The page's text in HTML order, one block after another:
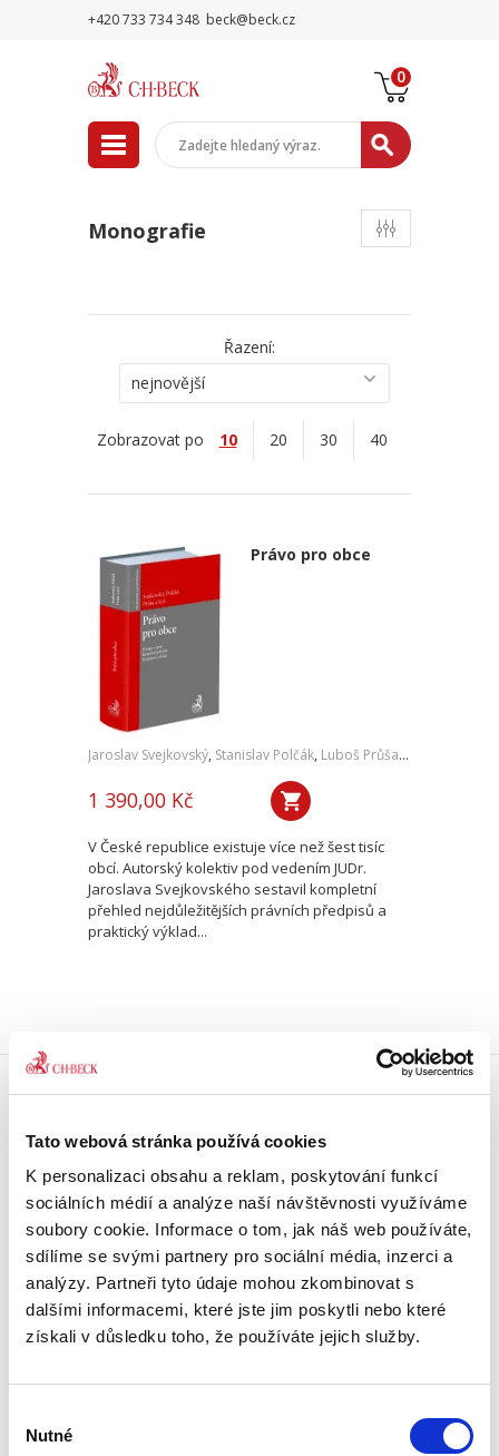
Tato webová stránka používá cookies
K personalizaci obsahu a reklam, poskytování funkcí
sociálních médií a analýze naší návštěvnosti využíváme
soubory cookie. Informace o tom, jak náš web používáte,
sdílíme se svými partnery pro sociální média, inzerci a
analýzy. Partneři tyto údaje mohou zkombinovat s
dalšími informacemi, které jste jim poskytli nebo které
získali v důsledku toho, že používáte jejich služby.
souhlasu
Nutné
+420 733 734 348 beck@beck.cz
0
Monografie
Řazení:
nejnovější
Zobrazovat po 10 20 30 40
Právo pro obce
Jaroslav Svejkovský, Stanislav Polčák, Luboš Průša,a kol.
1 390,00 Kč
V České republice existuje více než šest tisíc
obcí. Autorský kolektiv pod vedením JUDr.
Jaroslava Svejkovského sestavil kompletní
přehled nejdůležitějších právních předpisů a
praktický výklad...
Získejte dopravu zdarma
Tradiční nakladatelství
Působíme na trhu přes 30 let.
Semináře a Konference
Vzdělávejte se kvalitně.
Vzdělávejte se s Akademií C. H. Beck.